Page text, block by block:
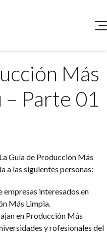
Más
– Parte 01
Guía de Producción Más
a las siguientes personas:
interesados en
Más Limpia.
en Producción Más
y rofesionales del